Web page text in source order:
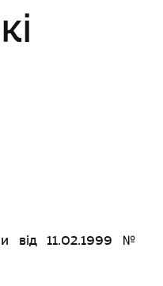
від 11.02.1999 №